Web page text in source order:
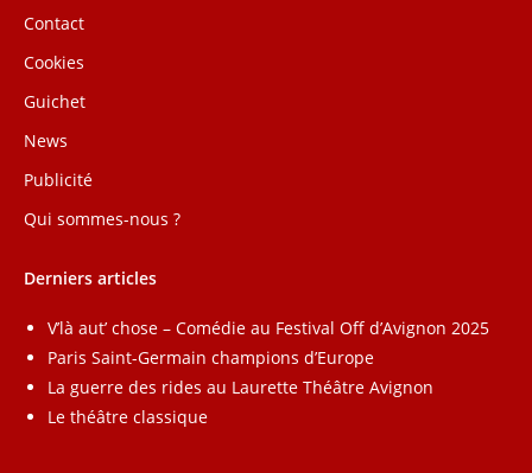
Contact
Cookies
Guichet
News
Publicité
Qui sommes-nous ?
Derniers articles
V’là aut’ chose – Comédie au Festival Off d’Avignon 2025
Paris Saint-Germain champions d’Europe
La guerre des rides au Laurette Théâtre Avignon
Le théâtre classique